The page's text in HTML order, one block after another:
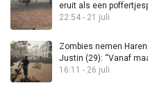
eruit als een
22:54 - 21 juli
Zombies nemen
Justin (29): “Vanaf
16:11 - 26 juli